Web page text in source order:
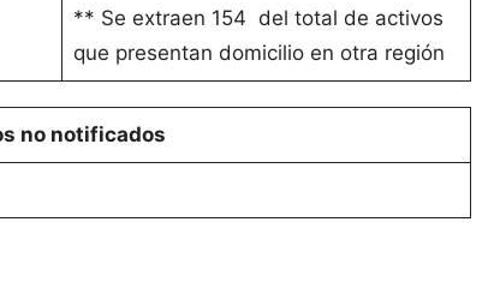
** Se extraen 154 del total de activos
que presentan domicilio en otra región
no notificados